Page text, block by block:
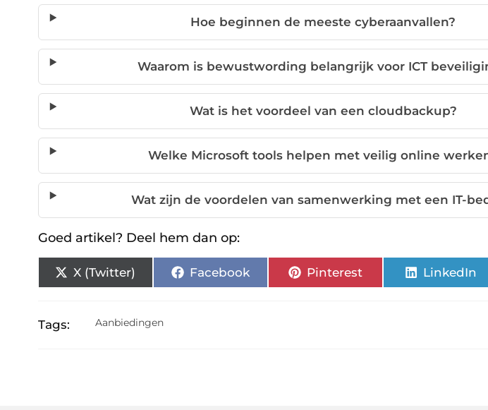
Hoe beginnen de meeste cyberaanvallen?
Waarom is bewustwording belangrijk voor ICT
Wat is het voordeel van een cloudbackup?
Welke Microsoft tools helpen met veilig online
Wat zijn de voordelen van samenwerking met een IT-
Goed artikel? Deel hem dan op:
X (Twitter) Facebook Pinterest LinkedIn
Tags: Aanbiedingen